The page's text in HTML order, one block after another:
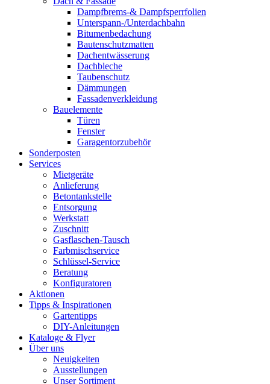
Dampfbrems-& Dampfsperrfolien
Unterspann-/Unterdachbahn
Bitumenbedachung
Bautenschutzmatten
Dachentwässerung
Dachbleche
Taubenschutz
Dämmungen
Fassadenverkleidung
Bauelemente
Türen
Fenster
Garagentorzubehör
Sonderposten
Services
Mietgeräte
Anlieferung
Betontankstelle
Entsorgung
Werkstatt
Zuschnitt
Gasflaschen-Tausch
Farbmischservice
Schlüssel-Service
Beratung
Konfiguratoren
Aktionen
Tipps & Inspirationen
Gartentipps
DIY-Anleitungen
Kataloge & Flyer
Über uns
Neuigkeiten
Ausstellungen
Unser Sortiment